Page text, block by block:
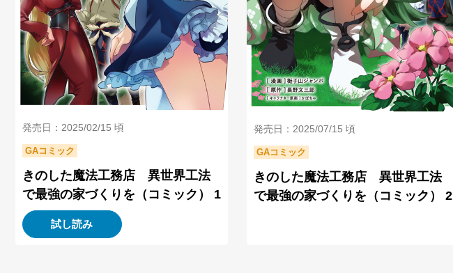
発売日：2025/02/15 頃
GAコミック
きのした魔法工務店 異世界工法
で最強の家づくりを（コミック） 1
試し読み
発売日：2025/07/15 頃
GAコミック
きのした魔法工務店 異世界工法
で最強の家づくりを（コミック） 2